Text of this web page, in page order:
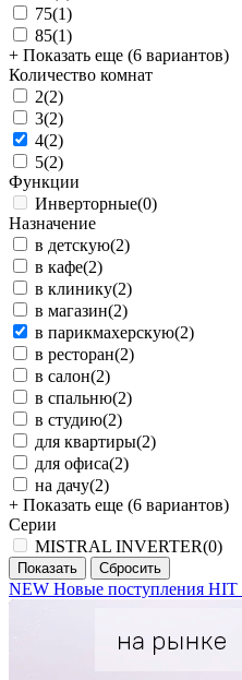
75(1)
85(1)
+ Показать еще (6 вариантов)
Количество комнат
2(2)
3(2)
4(2)
5(2)
Функции
Инверторные(0)
Назначение
в детскую(2)
в кафе(2)
в клинику(2)
в магазин(2)
в парикмахерскую(2)
в ресторан(2)
в салон(2)
в спальню(2)
в студию(2)
для квартиры(2)
для офиса(2)
на дачу(2)
+ Показать еще (6 вариантов)
Серии
MISTRAL INVERTER(0)
NEW Новые поступления HIT